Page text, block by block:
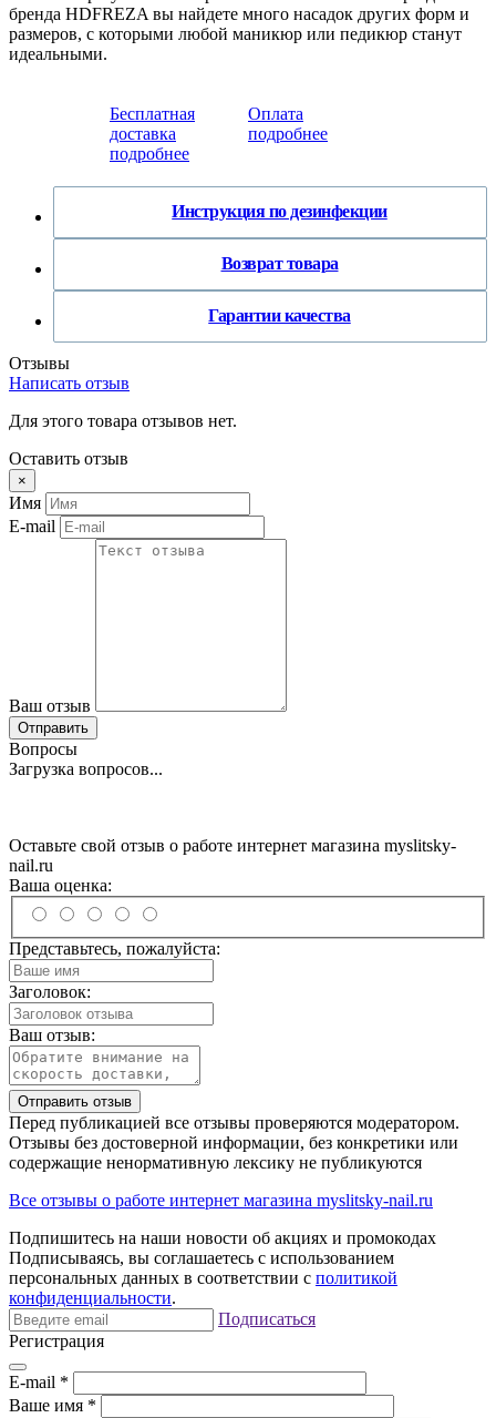
бренда HDFREZA вы найдете много насадок других форм и
размеров, с которыми любой маникюр или педикюр станут
идеальными.
Бесплатная
доставка
подробнее
Оплата
подробнее
Инструкция по дезинфекции
Возврат товара
Гарантии качества
Отзывы
Написать отзыв
Для этого товара отзывов нет.
Оставить отзыв
×
Имя
E-mail
Ваш отзыв
Отправить
Вопросы
Загрузка вопросов...
Оставьте свой отзыв о работе интернет магазина myslitsky-
nail.ru
Ваша оценка:
Представьтесь, пожалуйста:
Заголовок:
Ваш отзыв:
Отправить отзыв
Перед публикацией все отзывы проверяются модератором.
Отзывы без достоверной информации, без конкретики или
содержащие ненормативную лексику не публикуются
Все отзывы о работе интернет магазина myslitsky-nail.ru
Подпишитесь на наши новости об акциях и промокодах
Подписываясь, вы соглашаетесь с использованием
персональных данных в соответствии с политикой
конфиденциальности.
Подписаться
Регистрация
E-mail *
Ваше имя *